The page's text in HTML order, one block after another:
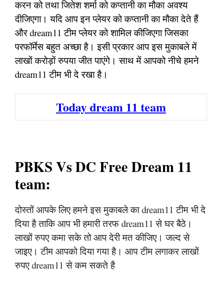
करन को तथा जितेश शर्मा को कप्तानी का मौका अवश्य
दीजिएगा। यदि आप इन प्लेयर को कप्तानी का मौका देते हैं
और dream11 टीम प्लेयर को शामिल कीजिएगा जिसका
परफॉर्मेस बहुत अच्छा है। इसी प्रकार आप इस मुकाबले में
लाखों करोड़ों रुपया जीत पाएंगे। साथ में आपको नीचे हमने
dream11 टीम भी दे रखा है।
Today dream 11 team
PBKS Vs DC Free Dream 11
team:
दोस्तों आपके लिए हमने इस मुकाबले का dream11 टीम भी दे
दिया है ताकि आप भी हमारी तरफ dream11 से घर बैठे।
लाखों रुपए कमा सके तो आप देरी मत कीजिए। जल्द से
जाइए। टीम आपको दिया गया है। आप टीम लगाकर लाखों
रुपए dream11 से कम सकते है